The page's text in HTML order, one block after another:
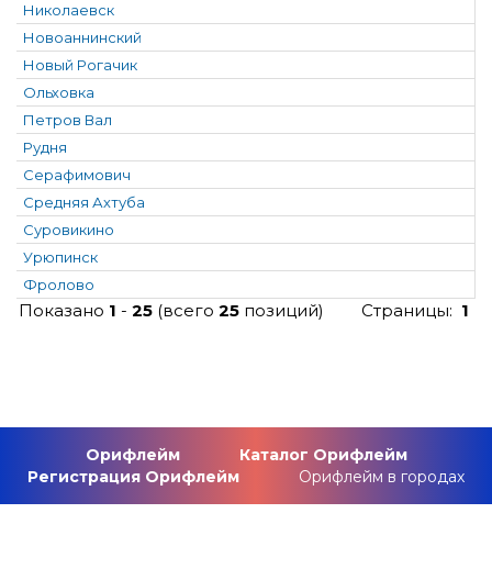
Николаевск
Новоаннинский
Новый Рогачик
Ольховка
Петров Вал
Рудня
Серафимович
Средняя Ахтуба
Суровикино
Урюпинск
Фролово
Показано 1 - 25 (всего 25 позиций) Страницы: 1
Орифлейм
Каталог Орифлейм
Регистрация Орифлейм
Орифлейм в городах